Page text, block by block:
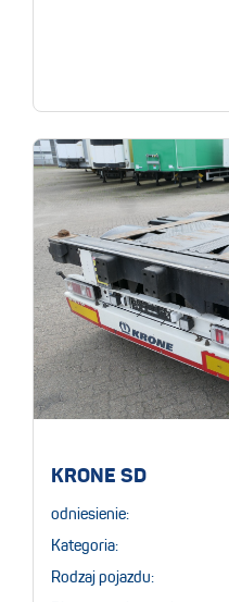
KRONE SD
odniesienie:
Kategoria:
Rodzaj pojazdu: